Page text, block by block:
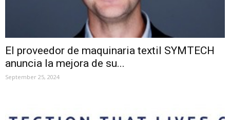
El proveedor de maquinaria textil SYMTECH
anuncia la mejora de su...
September 25, 2024